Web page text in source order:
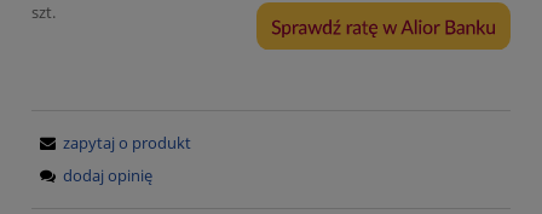
szt.
zapytaj o produkt
dodaj opinię